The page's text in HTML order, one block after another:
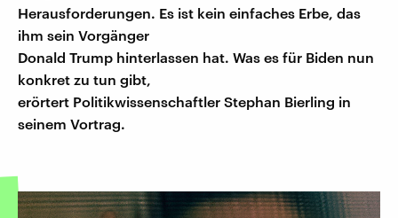
Herausforderungen. Es ist kein einfaches Erbe, das
ihm sein Vorgänger
Donald Trump hinterlassen hat. Was es für Biden nun
konkret zu tun gibt,
erörtert Politikwissenschaftler Stephan Bierling in
seinem Vortrag.